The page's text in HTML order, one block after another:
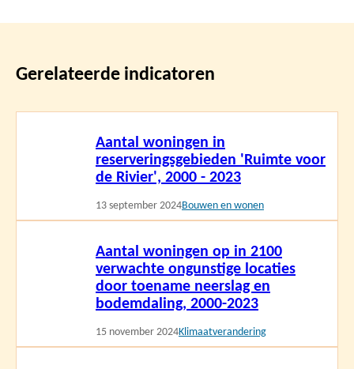
Gerelateerde indicatoren
Aantal woningen in
reserveringsgebieden 'Ruimte voor
de Rivier', 2000 - 2023
13 september 2024Bouwen en wonen
Aantal woningen op in 2100
verwachte ongunstige locaties
door toename neerslag en
bodemdaling, 2000-2023
15 november 2024Klimaatverandering